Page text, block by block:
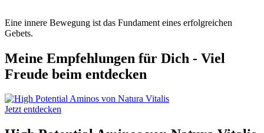
Eine innere Bewegung ist das Fundament eines erfolgreichen
Gebets.
Meine Empfehlungen für Dich - Viel
Freude beim entdecken
Jetzt entdecken